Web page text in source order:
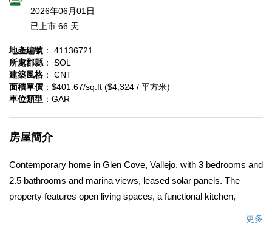
2026年06月01日
已上市 66 天
地產編號 ： 41136721
所處郡縣 ： SOL
建築風格 ： CNT
面積單價 ：$401.67/sq.ft ($4,324 / 平方米)
車位類型 ：GAR
房屋簡介
Contemporary home in Glen Cove, Vallejo, with 3 bedrooms and
2.5 bathrooms and marina views, leased solar panels. The
property features open living spaces, a functional kitchen,
更多